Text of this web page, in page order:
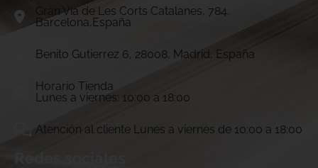
Gran Vía de Les Corts Catalanes, 784.
Barcelona,España
Benito Gutierrez 6, 28008, Madrid, España
Horario Tienda
Lunes a viernes: 10:00 a 18:00
Atención al cliente Lunes a viernes de 10:00 a 18:00